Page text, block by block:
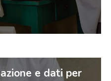
e dati per